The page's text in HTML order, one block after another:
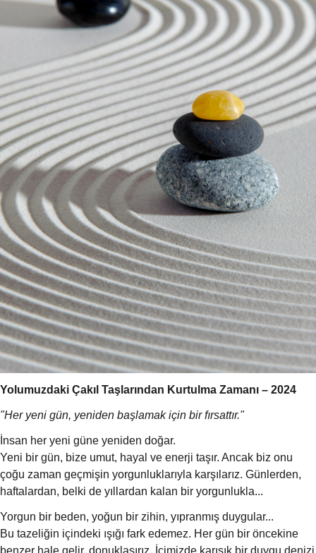
Yolumuzdaki Çakıl Taşlarından Kurtulma Zamanı – 2024
"Her yeni gün, yeniden başlamak için bir fırsattır."
İnsan her yeni güne yeniden doğar.
Yeni bir gün, bize umut, hayal ve enerji taşır. Ancak biz onu
çoğu zaman geçmişin yorgunluklarıyla karşılarız. Günlerden,
haftalardan, belki de yıllardan kalan bir yorgunlukla...
Yorgun bir beden, yoğun bir zihin, yıpranmış duygular...
Bu tazeliğin içindeki ışığı fark edemez. Her gün bir öncekine